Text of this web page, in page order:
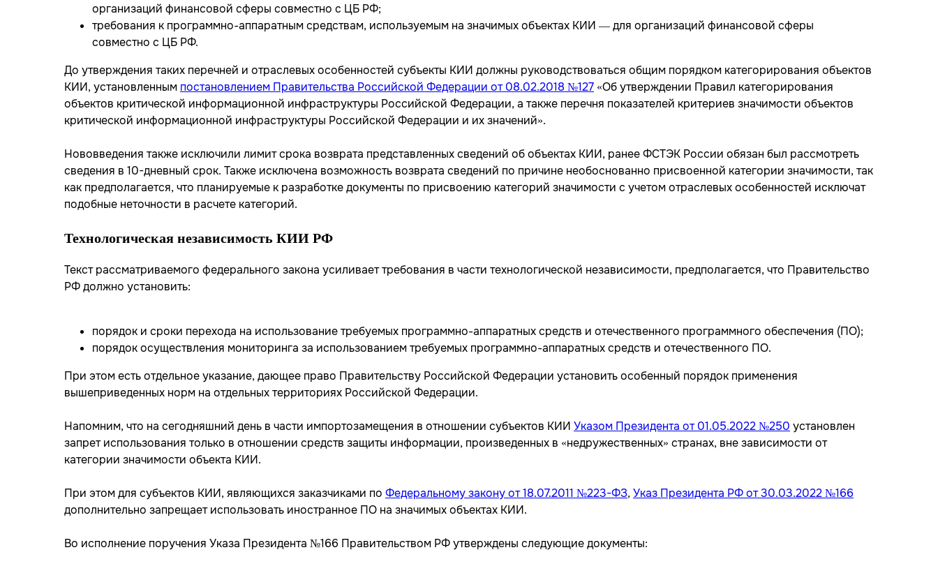
организаций финансовой сферы совместно с ЦБ РФ;
требования к программно-аппаратным средствам, используемым на значимых объектах КИИ — для организаций финансовой сферы
совместно с ЦБ РФ.
До утверждения таких перечней и отраслевых особенностей субъекты КИИ должны руководствоваться общим порядком категорирования объектов
КИИ, установленным постановлением Правительства Российской Федерации от 08.02.2018 №127 «Об утверждении Правил категорирования
объектов критической информационной инфраструктуры Российской Федерации, а также перечня показателей критериев значимости объектов
критической информационной инфраструктуры Российской Федерации и их значений».
Нововведения также исключили лимит срока возврата представленных сведений об объектах КИИ, ранее ФСТЭК России обязан был рассмотреть
сведения в 10-дневный срок. Также исключена возможность возврата сведений по причине необоснованно присвоенной категории значимости, так
как предполагается, что планируемые к разработке документы по присвоению категорий значимости с учетом отраслевых особенностей исключат
подобные неточности в расчете категорий.
Технологическая независимость КИИ РФ
Текст рассматриваемого федерального закона усиливает требования в части технологической независимости, предполагается, что Правительство
РФ должно установить:
порядок и сроки перехода на использование требуемых программно-аппаратных средств и отечественного программного обеспечения (ПО);
порядок осуществления мониторинга за использованием требуемых программно-аппаратных средств и отечественного ПО.
При этом есть отдельное указание, дающее право Правительству Российской Федерации установить особенный порядок применения
вышеприведенных норм на отдельных территориях Российской Федерации.
Напомним, что на сегодняшний день в части импортозамещения в отношении субъектов КИИ Указом Президента от 01.05.2022 №250 установлен
запрет использования только в отношении средств защиты информации, произведенных в «недружественных» странах, вне зависимости от
категории значимости объекта КИИ.
При этом для субъектов КИИ, являющихся заказчиками по Федеральному закону от 18.07.2011 №223-ФЗ, Указ Президента РФ от 30.03.2022 №166
дополнительно запрещает использовать иностранное ПО на значимых объектах КИИ.
Во исполнение поручения Указа Президента №166 Правительством РФ утверждены следующие документы: